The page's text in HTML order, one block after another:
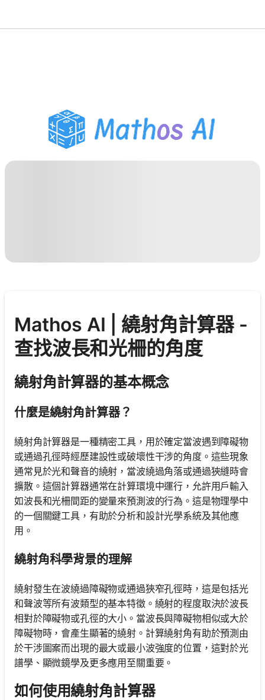
PDF 作業助手
學習工具
Mathos AI | 繞射角計算器 -
查找波長和光柵的角度
繞射角計算器的基本概念
什麼是繞射角計算器？
繞射角計算器是一種精密工具，用於確定當波遇到障礙物
或通過孔徑時經歷建設性或破壞性干涉的角度。這些現象
通常見於光和聲音的繞射，當波繞過角落或通過狹縫時會
擴散。這個計算器通常在計算環境中運行，允許用戶輸入
如波長和光柵間距的變量來預測波的行為。這是物理學中
的一個關鍵工具，有助於分析和設計光學系統及其他應
用。
繞射角科學背景的理解
繞射發生在波繞過障礙物或通過狹窄孔徑時，這是包括光
和聲波等所有波類型的基本特徵。繞射的程度取決於波長
相對於障礙物或孔徑的大小。當波長與障礙物相似或大於
障礙物時，會產生顯著的繞射。計算繞射角有助於預測由
於干涉圖案而出現的最大或最小波強度的位置，這對於光
譜學、顯微鏡學及更多應用至關重要。
如何使用繞射角計算器